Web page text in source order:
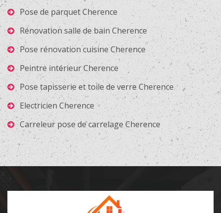
Pose de parquet Cherence
Rénovation salle de bain Cherence
Pose rénovation cuisine Cherence
Peintre intérieur Cherence
Pose tapisserie et toile de verre Cherence
Electricien Cherence
Carreleur pose de carrelage Cherence